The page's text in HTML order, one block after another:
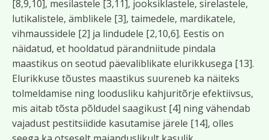
[8,9,10], mesilastele [3,11], jooksiklastele, sirelastele,
lutikalistele, ämblikele [3], taimedele, mardikatele,
vihmaussidele [2] ja lindudele [2,10,6]. Eestis on
näidatud, et hooldatud pärandniitude pindala
maastikus on seotud päevaliblikate elurikkusega [13].
Elurikkuse tõustes maastikus suureneb ka näiteks
tolmeldamise ning loodusliku kahjuritõrje efektiivsus,
mis aitab tõsta põldudel saagikust [4] ning vähendab
vajadust pestitsiidide kasutamise järele [14], olles